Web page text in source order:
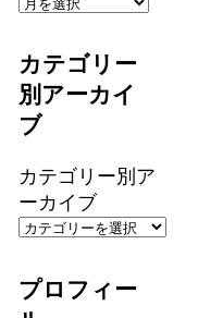
カテゴリー
別アーカイ
ブ
カテゴリー別ア
ーカイブ
プロフィー